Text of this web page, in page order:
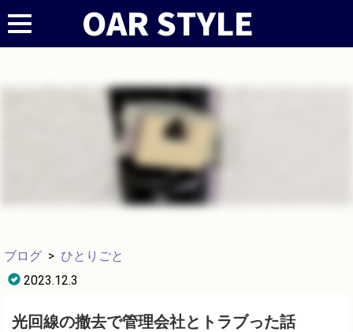
ブログ > ひとりごと
2023.12.3
光回線の撤去で管理会社とトラブった話